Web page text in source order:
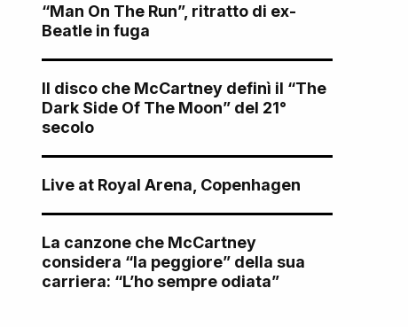
“Man On The Run”, ritratto di ex-
Beatle in fuga
Il disco che McCartney definì il “The
Dark Side Of The Moon” del 21°
secolo
Live at Royal Arena, Copenhagen
La canzone che McCartney
considera “la peggiore” della sua
carriera: “L’ho sempre odiata”